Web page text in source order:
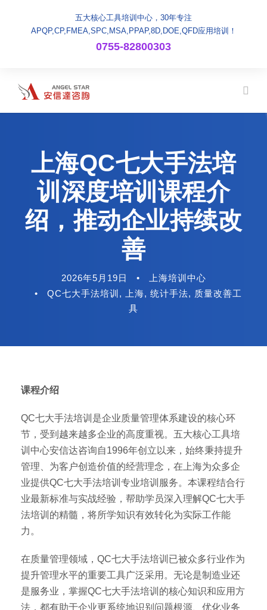
五大核心工具培训中心，30年专注
APQP,CP,FMEA,SPC,MSA,PPAP,8D,DOE,QFD应用培训！
0755-82800303
上海QC七大手法培
训深度培训课程介
绍，推动企业持续改
善
2026年5月19日 •
上海培训中心
•
QC七大手法培训 , 上海, 统计手法, 质量改善工
具
课程介绍
QC七大手法培训是企业质量管理体系建设的核心环
节，受到越来越多企业的高度重视。五大核心工具培
训中心安信达咨询自1996年创立以来，始终秉持提升
管理、为客户创造价值的经营理念，在上海为众多企
业提供QC七大手法培训专业培训服务。本课程结合行
业最新标准与实战经验，帮助学员深入理解QC七大手
法培训的精髓，将所学知识有效转化为实际工作能
力。
在质量管理领域，QC七大手法培训已被众多行业作为
提升管理水平的重要工具广泛采用。无论是制造业还
是服务业，掌握QC七大手法培训的核心知识和应用方
法，都有助于企业更系统地识别问题根源、优化业务